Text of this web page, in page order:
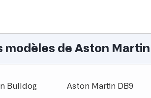
modèles de Aston Martin
Bulldog Aston Martin DB9